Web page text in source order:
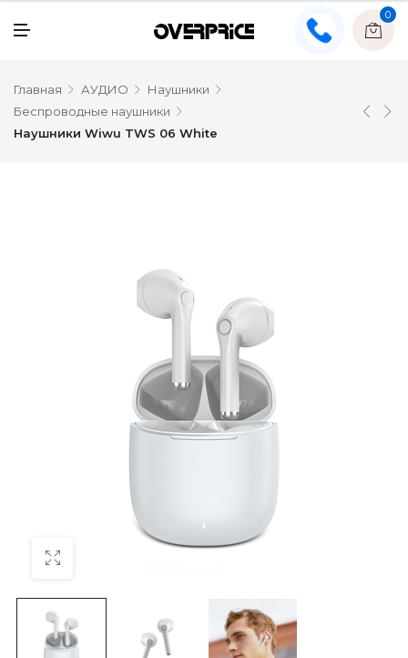
0
Главная АУДИО
Наушники
Беспроводные наушники
Наушники Wiwu TWS 06 White